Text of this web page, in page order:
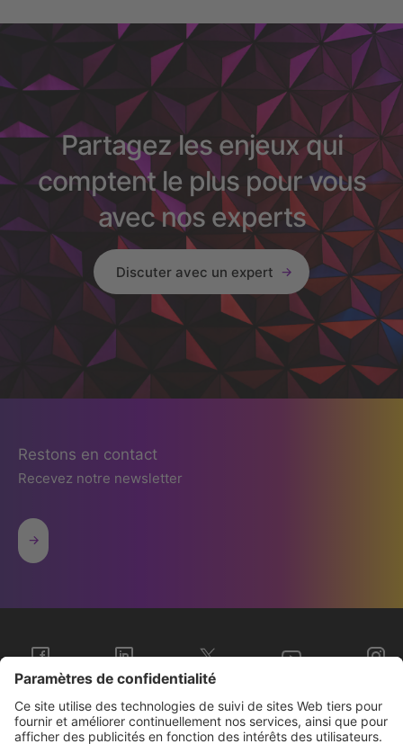
Partagez les enjeux qui
comptent le plus pour vous
avec nos experts
Discuter avec un expert
Restons en contact
Recevez notre newsletter
Sopra Steria Groupe Nous connaître